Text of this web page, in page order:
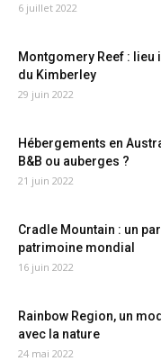
6 juillet 2022
Montgomery Reef :
du Kimberley
29 juin 2022
Hébergements en
B&B ou auberges ?
21 juin 2022
Cradle Mountain : un
patrimoine mondial
16 juin 2022
Rainbow Region, un
avec la nature
24 mai 2022